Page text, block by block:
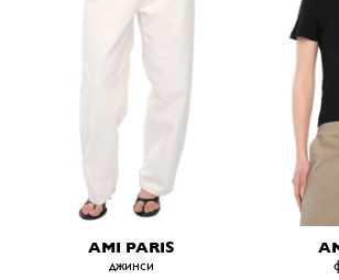
AMI PARIS
джинси